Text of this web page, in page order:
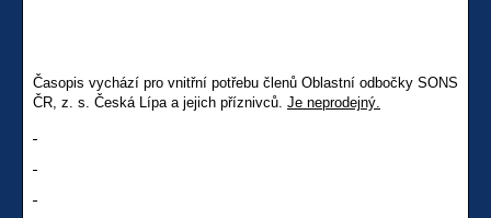
Časopis vychází pro vnitřní potřebu členů Oblastní odbočky SONS
ČR, z. s. Česká Lípa a jejich příznivců. Je neprodejný.